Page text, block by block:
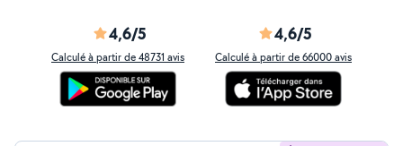
4,6/5
Calculé à partir de 48731 avis
4,6/5
Calculé à partir de 66000 avis